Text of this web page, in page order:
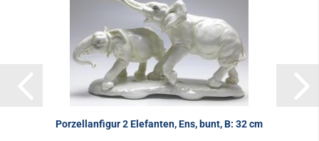
Porzellanfigur 2 Elefanten, Ens, bunt, B: 32 cm